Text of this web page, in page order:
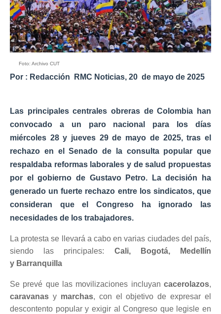
Foto: Archivo CUT
Por : Redacción RMC Noticias, 20 de mayo de 2025
Las principales centrales obreras de Colombia han
convocado a un paro nacional para los días
miércoles 28 y jueves 29 de mayo de 2025, tras el
rechazo en el Senado de la consulta popular que
respaldaba reformas laborales y de salud propuestas
por el gobierno de Gustavo Petro. La decisión ha
generado un fuerte rechazo entre los sindicatos, que
consideran que el Congreso ha ignorado las
necesidades de los trabajadores.
La protesta se llevará a cabo en varias ciudades del país,
siendo las principales: Cali, Bogotá,
Medellín
y Barranquilla
Se prevé que las movilizaciones incluyan cacerolazos,
caravanas y marchas, con el objetivo de expresar el
descontento popular y exigir al Congreso que legisle en